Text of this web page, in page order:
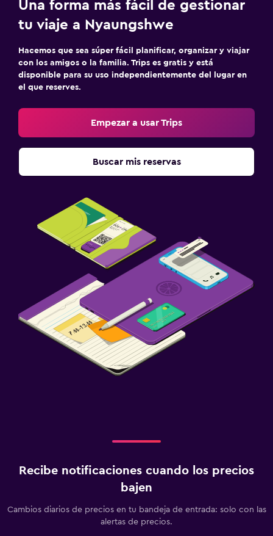
Una forma más fácil de gestionar
tu viaje a Nyaungshwe
Hacemos que sea súper fácil planificar, organizar y viajar
con los amigos o la familia. Trips es gratis y está
disponible para su uso independientemente del lugar en
el que reserves.
Empezar a usar Trips
Buscar mis reservas
Recibe notificaciones cuando los precios
bajen
Cambios diarios de precios en tu bandeja de entrada: solo con las
alertas de precios.